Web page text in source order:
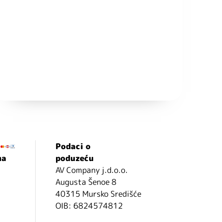
Podaci o
poduzeću
AV Company j.d.o.o.
Augusta Šenoe 8
40315 Mursko Središće
OIB: 6824574812